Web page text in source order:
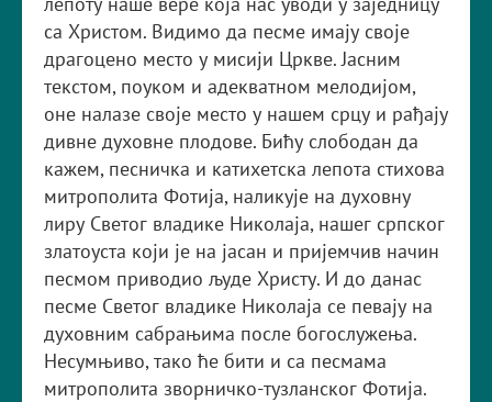
са Христом. Видимо да песме имају своје
драгоцено место у мисији Цркве. Јасним
текстом, поуком и адекватном мелодијом,
оне налазе своје место у нашем срцу и рађају
дивне духовне плодове. Бићу слободан да
кажем, песничка и катихетска лепота стихова
митрополита Фотија, наликује на духовну
лиру Светог владике Николаја, нашег српског
златоуста који је на јасан и пријемчив начин
песмом приводио људе Христу. И до данас
песме Светог владике Николаја се певају на
духовним сабрањима после богослужења.
Несумњиво, тако ће бити и са песмама
митрополита зворничко-тузланског Фотија.